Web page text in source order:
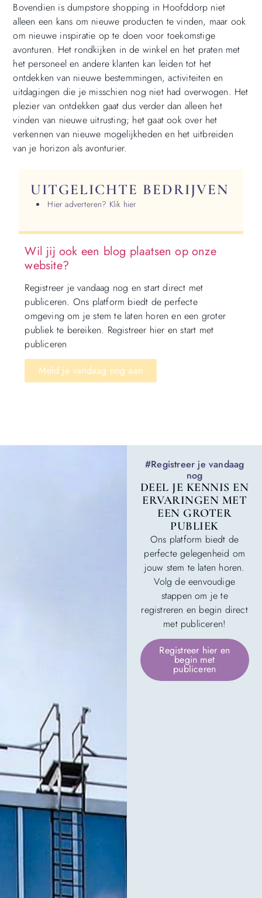
Bovendien is dumpstore shopping in Hoofddorp niet
alleen een kans om nieuwe producten te vinden, maar ook
om nieuwe inspiratie op te doen voor toekomstige
avonturen. Het rondkijken in de winkel en het praten met
het personeel en andere klanten kan leiden tot het
ontdekken van nieuwe bestemmingen, activiteiten en
uitdagingen die je misschien nog niet had overwogen. Het
plezier van ontdekken gaat dus verder dan alleen het
vinden van nieuwe uitrusting; het gaat ook over het
verkennen van nieuwe mogelijkheden en het uitbreiden
van je horizon als avonturier.
UITGELICHTE BEDRIJVEN
Hier adverteren? Klik hier
Wil jij ook een blog plaatsen op onze
website?
Registreer je vandaag nog en start direct met
publiceren. Ons platform biedt de perfecte
omgeving om je stem te laten horen en een groter
publiek te bereiken. Registreer hier en start met
publiceren
Meld je vandaag nog aan
#Registreer je vandaag
nog
DEEL JE KENNIS EN
ERVARINGEN MET
EEN GROTER
PUBLIEK
Ons platform biedt de
perfecte gelegenheid om
jouw stem te laten horen.
Volg de eenvoudige
stappen om je te
registreren en begin direct
met publiceren!
Registreer hier en
begin met
publiceren